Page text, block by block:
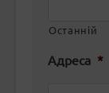
Останній
Адреса *